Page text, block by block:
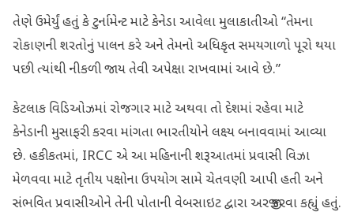
તેણે ઉમેર્યું હતું કે ટુર્નામેન્ટ માટે કેનેડા આવેલા મુલાકાતીઓ “તેમના
રોકાણની શરતોનું પાલન કરે અને તેમનો અધિકૃત સમયગાળો પૂરો થયા
પછી ત્યાંથી નીકળી જાય તેવી અપેક્ષા રાખવામાં આવે છે.”
કેટલાક વિડિઓઝમાં રોજગાર માટે અથવા તો દેશમાં રહેવા માટે
કેનેડાની મુસાફરી કરવા માંગતા ભારતીયોને લક્ષ્ય બનાવવામાં આવ્યા
છે. હકીકતમાં, IRCC એ આ મહિનાની શરૂઆતમાં પ્રવાસી વિઝા
મેળવવા માટે તૃતીય પક્ષોના ઉપયોગ સામે ચેતવણી આપી હતી અને
સંભવિત પ્રવાસીઓને તેની પોતાની વેબસાઇટ દ્વારા અરજી કરવા કહ્યું હતું.